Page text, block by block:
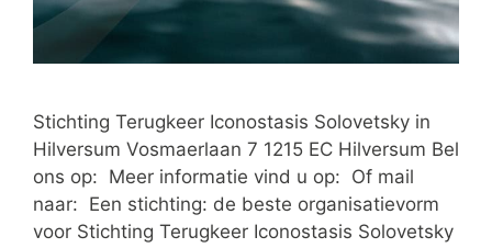
Stichting Terugkeer Iconostasis Solovetsky in
Hilversum Vosmaerlaan 7 1215 EC Hilversum Bel
ons op: Meer informatie vind u op: Of mail
naar: Een stichting: de beste organisatievorm
voor Stichting Terugkeer Iconostasis Solovetsky